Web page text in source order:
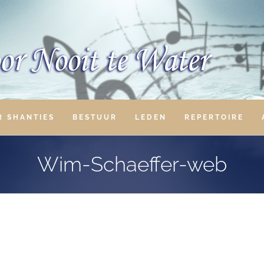
SHANTIES BESTUUR LEDEN REPERTOIRE
Wim-Schaeffer-web